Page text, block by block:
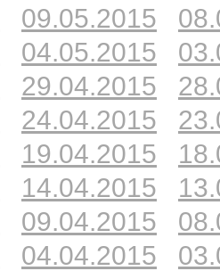
09.05.2015
04.05.2015
29.04.2015
24.04.2015
19.04.2015
14.04.2015
09.04.2015
04.04.2015